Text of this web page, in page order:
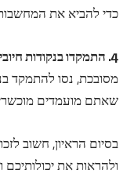
כדי להביא את
4. התמקדו בנקודות חיוביות:
מסובכת, נסו להתמקד
שאתם מועמדים
בסיום הראיון, חשוב
ולהראות את